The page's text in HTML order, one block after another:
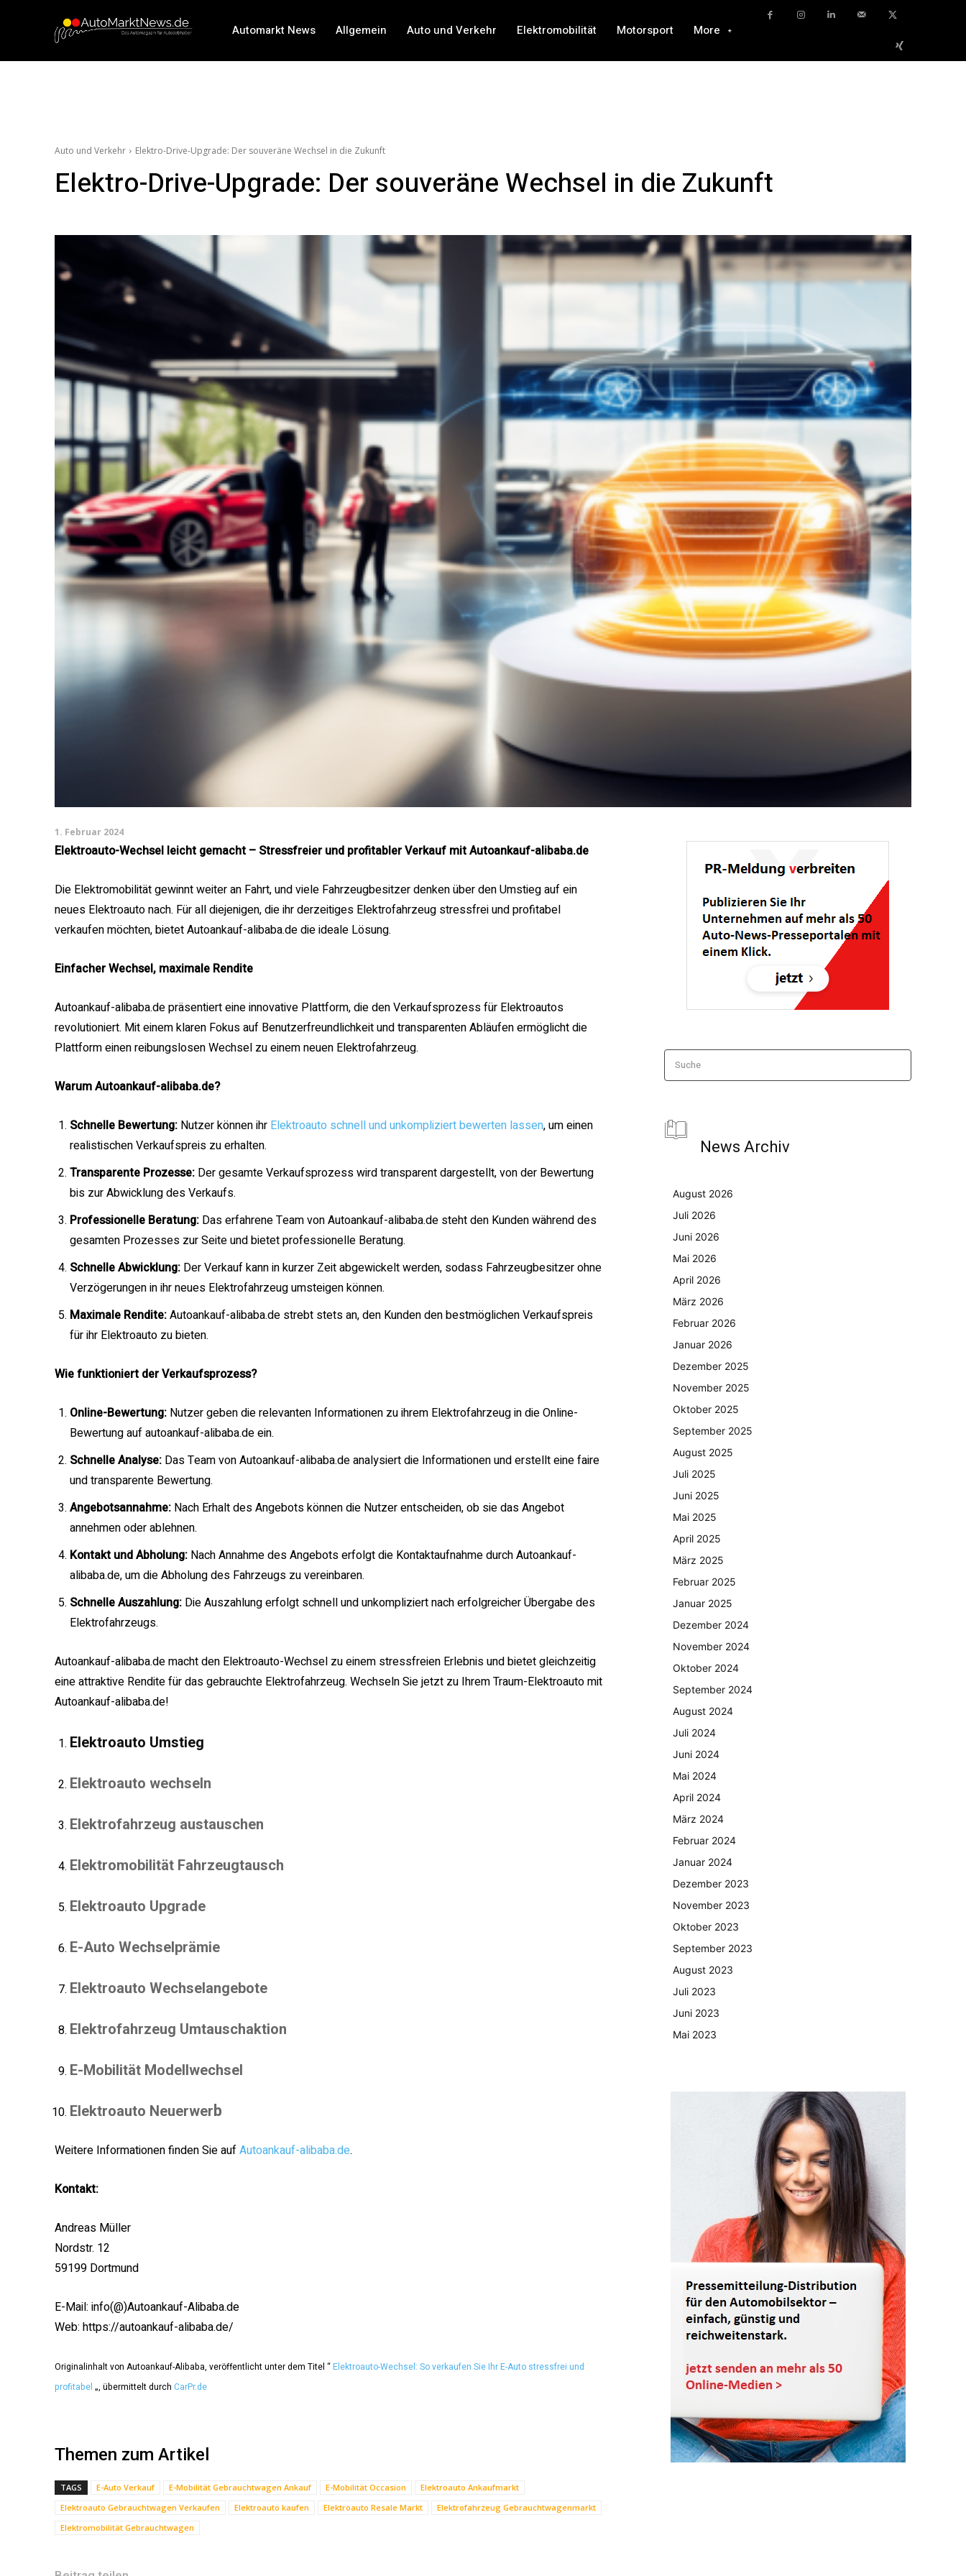
Automarkt News Allgemein Auto und Verkehr Elektromobilität Motorsport More
Auto und Verkehr Elektro-Drive-Upgrade: Der souveräne Wechsel in die Zukunft
Elektro-Drive-Upgrade: Der souveräne Wechsel in die Zukunft
1. Februar 2024
Elektroauto-Wechsel leicht gemacht – Stressfreier und profitabler Verkauf mit Autoankauf-alibaba.de
Die Elektromobilität gewinnt weiter an Fahrt, und viele Fahrzeugbesitzer denken über den Umstieg auf ein
neues Elektroauto nach. Für all diejenigen, die ihr derzeitiges Elektrofahrzeug stressfrei und profitabel
verkaufen möchten, bietet Autoankauf-alibaba.de die ideale Lösung.
Einfacher Wechsel, maximale Rendite
Autoankauf-alibaba.de präsentiert eine innovative Plattform, die den Verkaufsprozess für Elektroautos
revolutioniert. Mit einem klaren Fokus auf Benutzerfreundlichkeit und transparenten Abläufen ermöglicht die
Plattform einen reibungslosen Wechsel zu einem neuen Elektrofahrzeug.
Warum Autoankauf-alibaba.de?
Schnelle Bewertung: Nutzer können ihr Elektroauto schnell und unkompliziert bewerten lassen, um einen
realistischen Verkaufspreis zu erhalten.
Transparente Prozesse: Der gesamte Verkaufsprozess wird transparent dargestellt, von der Bewertung
bis zur Abwicklung des Verkaufs.
Professionelle Beratung: Das erfahrene Team von Autoankauf-alibaba.de steht den Kunden während des
gesamten Prozesses zur Seite und bietet professionelle Beratung.
Schnelle Abwicklung: Der Verkauf kann in kurzer Zeit abgewickelt werden, sodass Fahrzeugbesitzer ohne
Verzögerungen in ihr neues Elektrofahrzeug umsteigen können.
Maximale Rendite:Autoankauf-alibaba.de strebt stets an, den Kunden den bestmöglichen Verkaufspreis
für ihr Elektroauto zu bieten.
Wie funktioniert der Verkaufsprozess?
Online-Bewertung: Nutzer geben die relevanten Informationen zu ihrem Elektrofahrzeug in die Online-
Bewertung auf autoankauf-alibaba.de ein.
Schnelle Analyse: Das Team von Autoankauf-alibaba.de analysiert die Informationen und erstellt eine faire
und transparente Bewertung.
Angebotsannahme: Nach Erhalt des Angebots können die Nutzer entscheiden, ob sie das Angebot
annehmen oder ablehnen.
Kontakt und Abholung: Nach Annahme des Angebots erfolgt die Kontaktaufnahme durch Autoankauf-
alibaba.de, um die Abholung des Fahrzeugs zu vereinbaren.
Schnelle Auszahlung: Die Auszahlung erfolgt schnell und unkompliziert nach erfolgreicher Übergabe des
Elektrofahrzeugs.
Autoankauf-alibaba.de macht den Elektroauto-Wechsel zu einem stressfreien Erlebnis und bietet gleichzeitig
eine attraktive Rendite für das gebrauchte Elektrofahrzeug. Wechseln Sie jetzt zu Ihrem Traum-Elektroauto mit
Autoankauf-alibaba.de!
Elektroauto Umstieg
Elektroauto wechseln
Elektrofahrzeug austauschen
Elektromobilität Fahrzeugtausch
Elektroauto Upgrade
E-Auto Wechselprämie
Elektroauto Wechselangebote
Elektrofahrzeug Umtauschaktion
E-Mobilität Modellwechsel
Elektroauto Neuerwerb
Weitere Informationen finden Sie aufAutoankauf-alibaba.de.
Kontakt:
Andreas Müller
Nordstr. 12
59199 Dortmund
E-Mail: info(@)Autoankauf-Alibaba.de
Web: https://autoankauf-alibaba.de/
Originalinhalt von Autoankauf-Alibaba, veröffentlicht unter dem Titel “Elektroauto-Wechsel: So verkaufen Sie Ihr E-Auto stressfrei und
profitabel „, übermittelt durch CarPr.de
Themen zum Artikel
TAGS E-Auto Verkauf E-Mobilität Gebrauchtwagen Ankauf E-Mobilität Occasion
Elektroauto Ankaufmarkt
Elektroauto Gebrauchtwagen Verkaufen
Elektroauto kaufen Elektroauto Resale Markt
Elektrofahrzeug Gebrauchtwagenmarkt
Elektromobilität Gebrauchtwagen
Suche
News Archiv
August 2026
Juli 2026
Juni 2026
Mai 2026
April 2026
März 2026
Februar 2026
Januar 2026
Dezember 2025
November 2025
Oktober 2025
September 2025
August 2025
Juli 2025
Juni 2025
Mai 2025
April 2025
März 2025
Februar 2025
Januar 2025
Dezember 2024
November 2024
Oktober 2024
September 2024
August 2024
Juli 2024
Juni 2024
Mai 2024
April 2024
März 2024
Februar 2024
Januar 2024
Dezember 2023
November 2023
Oktober 2023
September 2023
August 2023
Juli 2023
Juni 2023
Mai 2023